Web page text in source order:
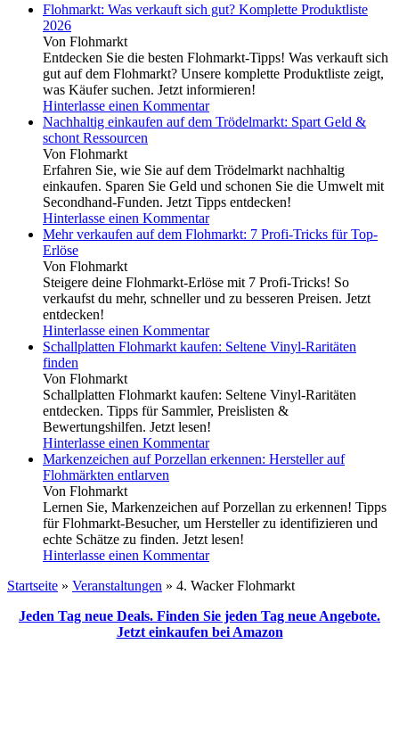
Flohmarkt: Was verkauft sich gut? Komplette Produktliste
2026
Von Flohmarkt
Entdecken Sie die besten Flohmarkt-Tipps! Was verkauft sich
gut auf dem Flohmarkt? Unsere komplette Produktliste zeigt,
was Käufer suchen. Jetzt informieren!
Hinterlasse einen Kommentar
Nachhaltig einkaufen auf dem Trödelmarkt: Spart Geld &
schont Ressourcen
Von Flohmarkt
Erfahren Sie, wie Sie auf dem Trödelmarkt nachhaltig
einkaufen. Sparen Sie Geld und schonen Sie die Umwelt mit
Secondhand-Funden. Jetzt Tipps entdecken!
Hinterlasse einen Kommentar
Mehr verkaufen auf dem Flohmarkt: 7 Profi-Tricks für Top-
Erlöse
Von Flohmarkt
Steigere deine Flohmarkt-Erlöse mit 7 Profi-Tricks! So
verkaufst du mehr, schneller und zu besseren Preisen. Jetzt
entdecken!
Hinterlasse einen Kommentar
Schallplatten Flohmarkt kaufen: Seltene Vinyl-Raritäten
finden
Von Flohmarkt
Schallplatten Flohmarkt kaufen: Seltene Vinyl-Raritäten
entdecken. Tipps für Sammler, Preislisten &
Bewertungshilfen. Jetzt lesen!
Hinterlasse einen Kommentar
Markenzeichen auf Porzellan erkennen: Hersteller auf
Flohmärkten entlarven
Von Flohmarkt
Lernen Sie, Markenzeichen auf Porzellan zu erkennen! Tipps
für Flohmarkt-Besucher, um Hersteller zu identifizieren und
echte Schätze zu finden. Jetzt lesen!
Hinterlasse einen Kommentar
Startseite » Veranstaltungen » 4. Wacker Flohmarkt
Jeden Tag neue Deals. Finden Sie jeden Tag neue Angebote.
Jetzt einkaufen bei Amazon